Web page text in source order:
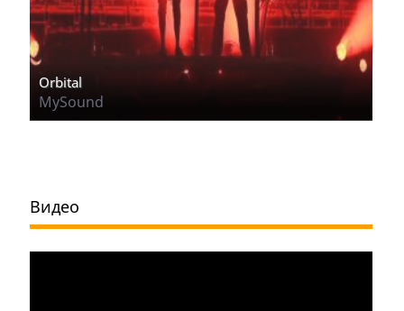
Orbital
MySound
Видео